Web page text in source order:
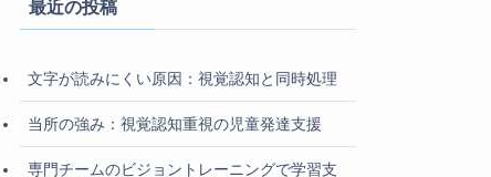
最近の投稿
文字が読みにくい原因：視覚認知と同時処理
当所の強み：視覚認知重視の児童発達支援
専門チームのビジョントレーニングで学習支